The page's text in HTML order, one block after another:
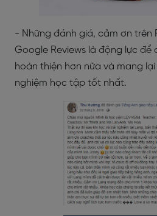
- Những đánh giá, cảm ơn trên
Google Reviews là động lực để
hoàn thiện hơn nữa và mang
nghiệm học tập tốt nhất.